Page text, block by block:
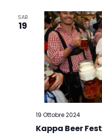
SAB
19
19 Ottobre 2024
Kappa Beer Fest